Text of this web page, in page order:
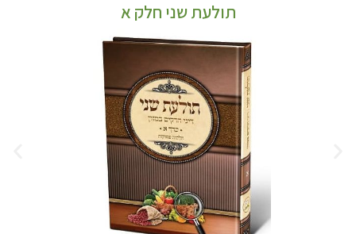
תולעת שני חלק א